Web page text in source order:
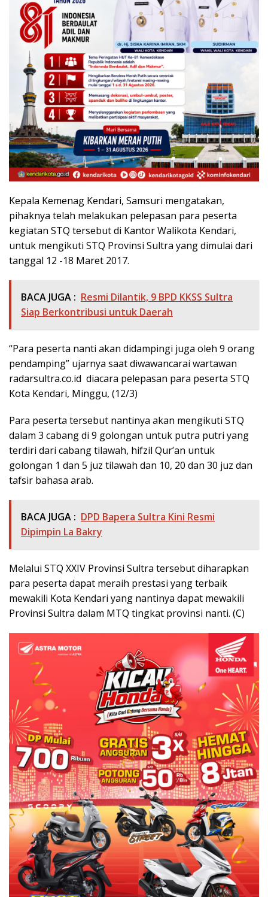
Kepala Kemenag Kendari, Samsuri mengatakan,
pihaknya telah melakukan pelepasan para peserta
kegiatan STQ tersebut di Kantor Walikota Kendari,
untuk mengikuti STQ Provinsi Sultra yang dimulai dari
tanggal 12 -18 Maret 2017.
BACA JUGA : Resmi Dilantik, 9 BPD KKSS Sultra
Siap Berkontribusi untuk Daerah
“Para peserta nanti akan didampingi juga oleh 9 orang
pendamping” ujarnya saat diwawancarai wartawan
radarsultra.co.id diacara pelepasan para peserta STQ
Kota Kendari, Minggu, (12/3)
Para peserta tersebut nantinya akan mengikuti STQ
dalam 3 cabang di 9 golongan untuk putra putri yang
terdiri dari cabang tilawah, hifzil Qur’an untuk
golongan 1 dan 5 juz tilawah dan 10, 20 dan 30 juz dan
tafsir bahasa arab.
BACA JUGA : DPD Bapera Sultra Kini Resmi
Dipimpin La Bakry
Melalui STQ XXIV Provinsi Sultra tersebut diharapkan
para peserta dapat meraih prestasi yang terbaik
mewakili Kota Kendari yang nantinya dapat mewakili
Provinsi Sultra dalam MTQ tingkat provinsi nanti. (C)